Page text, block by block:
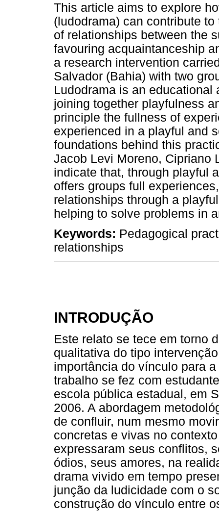
This article aims to explore
(ludodrama) can contribute
of relationships between the
favouring acquaintanceship
a research intervention
Salvador (Bahia) with two
Ludodrama is an educational
joining together playfulness
principle the fullness of
experienced in a playful and
foundations behind this
Jacob Levi Moreno, Cipriano
indicate that, through playful
offers groups full
relationships through a
helping to solve problems in
Keywords: Pedagogical
relationships
INTRODUÇÃO
Este relato se tece em torno
qualitativa do tipo
importância do vínculo para
trabalho se fez com
escola pública estadual, em
2006. A abordagem
de confluir, num mesmo
concretas e vivas no
expressaram seus conflitos,
ódios, seus amores, na
drama vivido em tempo
junção da ludicidade com o
construção do vínculo entre